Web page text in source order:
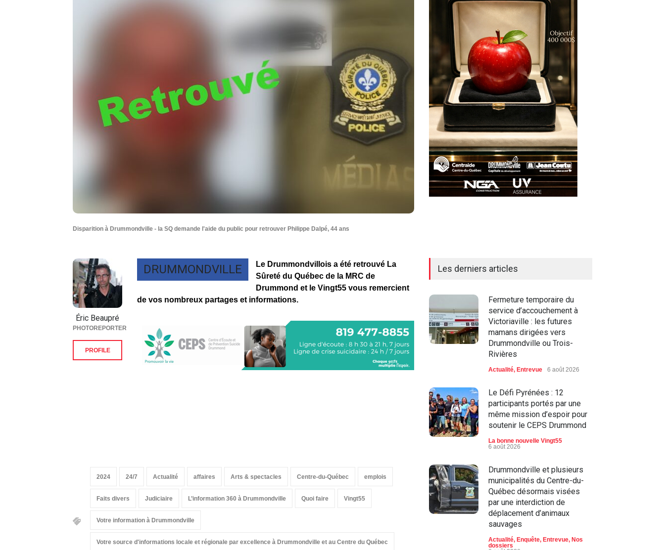
Disparition à Drummondville - la SQ demande l'aide du public pour retrouver Philippe Dalpé, 44 ans
DRUMMONDVILLE
Le Drummondvillois a été retrouvé La
Sûreté du Québec de la MRC de
Drummond et le Vingt55 vous remercient
de vos nombreux partages et informations.
Éric Beaupré
PHOTOREPORTER
PROFILE
2024 24/7 Actualité affaires Arts & spectacles Centre-du-Québec emplois
Faits divers Judiciaire L’information 360 à Drummondville Quoi faire Vingt55
Votre information à Drummondville
Votre source d'informations locale et régionale par excellence à Drummondville et au Centre du Québec
Les derniers articles
Fermeture temporaire du
service d’accouchement à
Victoriaville : les futures
mamans dirigées vers
Drummondville ou Trois-
Rivières
Actualité, Entrevue 6 août 2026
Le Défi Pyrénées : 12
participants portés par une
même mission d’espoir pour
soutenir le CEPS Drummond
La bonne nouvelle Vingt55
6 août 2026
Drummondville et plusieurs
municipalités du Centre-du-
Québec désormais visées
par une interdiction de
déplacement d’animaux
sauvages
Actualité, Enquête, Entrevue, Nos
dossiers